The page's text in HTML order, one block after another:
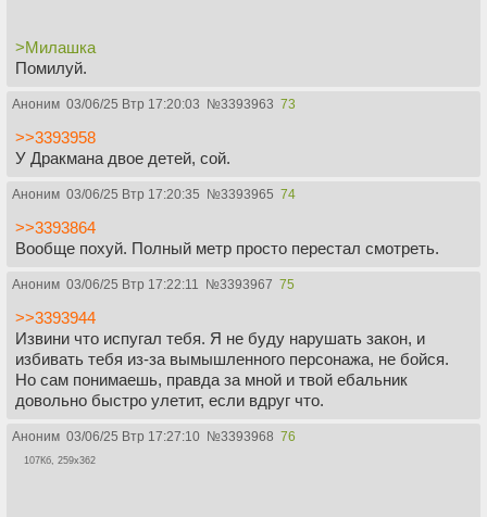
>Милашка
Помилуй.
Аноним 03/06/25 Втр 17:20:03 №3393963 73
>>3393958
У Дракмана двое детей, сой.
Аноним 03/06/25 Втр 17:20:35 №3393965 74
>>3393864
Вообще похуй. Полный метр просто перестал смотреть.
Аноним 03/06/25 Втр 17:22:11 №3393967 75
>>3393944
Извини что испугал тебя. Я не буду нарушать закон, и
избивать тебя из-за вымышленного персонажа, не бойся.
Но сам понимаешь, правда за мной и твой ебальник
довольно быстро улетит, если вдруг что.
Аноним 03/06/25 Втр 17:27:10 №3393968 76
107Кб, 259x362